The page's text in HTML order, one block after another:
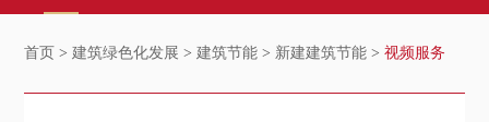
首页 >建筑绿色化发展 >建筑节能 > 新建建筑节能 >视频服务